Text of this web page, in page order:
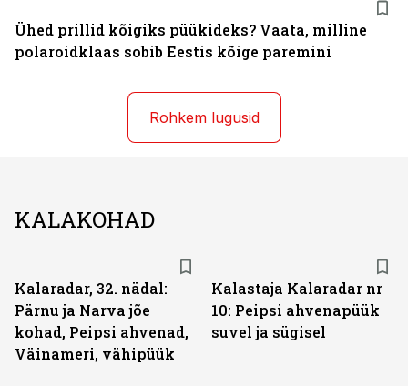
Ühed prillid kõigiks püükideks? Vaata, milline
polaroidklaas sobib Eestis kõige paremini
Rohkem lugusid
KALAKOHAD
Kalaradar, 32. nädal:
Pärnu ja Narva jõe
kohad, Peipsi ahvenad,
Väinameri, vähipüük
Kalastaja Kalaradar nr
10: Peipsi ahvenapüük
suvel ja sügisel